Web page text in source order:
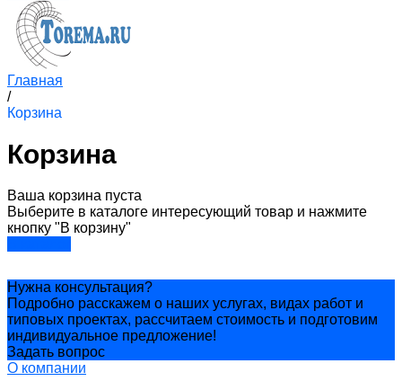
Главная
/
Корзина
Корзина
Ваша корзина пуста
Выберите в каталоге интересующий товар и нажмите
кнопку "В корзину"
Нужна консультация?
Подробно расскажем о наших услугах, видах работ и
типовых проектах, рассчитаем стоимость и подготовим
индивидуальное предложение!
Задать вопрос
О компании